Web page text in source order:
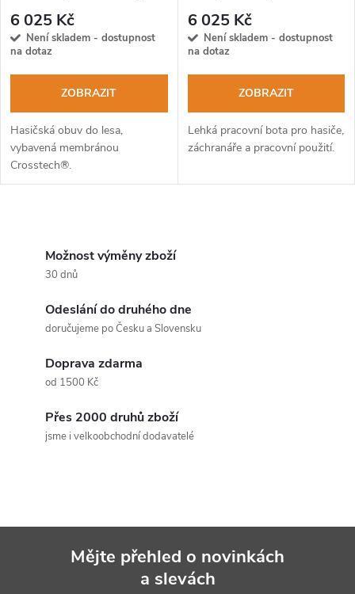
15090:2012 F2A HI3 CI AN
SRC
6 025 Kč
Není skladem - dostupnost
na dotaz
ZOBRAZIT
Hasičská obuv do lesa,
vybavená membránou
Crosstech®.
6 025 Kč
Není skladem - dostupnost
na dotaz
ZOBRAZIT
Lehká pracovní bota pro hasiče,
záchranáře a pracovní použití.
Možnost výměny zboží
30 dnů
Odeslání do druhého dne
doručujeme po Česku a Slovensku
Doprava zdarma
od 1500 Kč
Přes 2000 druhů zboží
jsme i velkoobchodní dodavatelé
Mějte přehled o novinkách
a slevách